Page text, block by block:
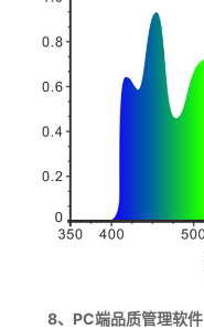
8、PC端品质管理软件